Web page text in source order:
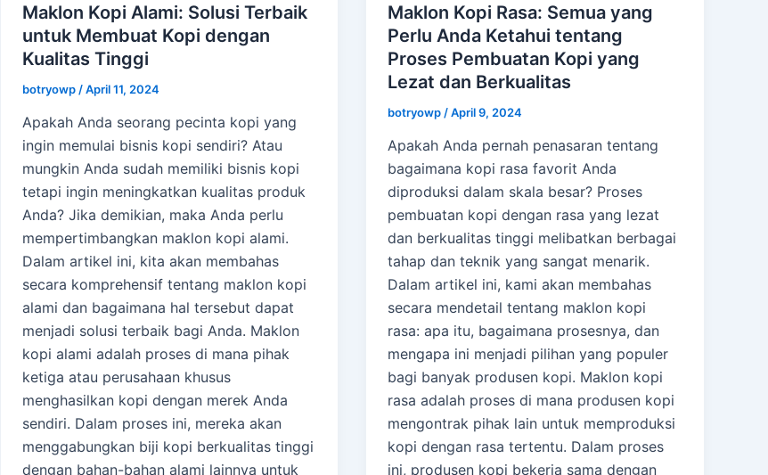
Maklon Kopi Alami: Solusi Terbaik
untuk Membuat Kopi dengan
Kualitas Tinggi
botryowp /April 11, 2024
Apakah Anda seorang pecinta kopi yang
ingin memulai bisnis kopi sendiri? Atau
mungkin Anda sudah memiliki bisnis kopi
tetapi ingin meningkatkan kualitas produk
Anda? Jika demikian, maka Anda perlu
mempertimbangkan maklon kopi alami.
Dalam artikel ini, kita akan membahas
secara komprehensif tentang maklon kopi
alami dan bagaimana hal tersebut dapat
menjadi solusi terbaik bagi Anda. Maklon
kopi alami adalah proses di mana pihak
ketiga atau perusahaan khusus
menghasilkan kopi dengan merek Anda
sendiri. Dalam proses ini, mereka akan
menggabungkan biji kopi berkualitas tinggi
dengan bahan-bahan alami lainnya untuk
Maklon Kopi Rasa: Semua yang
Perlu Anda Ketahui tentang
Proses Pembuatan Kopi yang
Lezat dan Berkualitas
botryowp /April 9, 2024
Apakah Anda pernah penasaran tentang
bagaimana kopi rasa favorit Anda
diproduksi dalam skala besar? Proses
pembuatan kopi dengan rasa yang lezat
dan berkualitas tinggi melibatkan berbagai
tahap dan teknik yang sangat menarik.
Dalam artikel ini, kami akan membahas
secara mendetail tentang maklon kopi
rasa: apa itu, bagaimana prosesnya, dan
mengapa ini menjadi pilihan yang populer
bagi banyak produsen kopi. Maklon kopi
rasa adalah proses di mana produsen kopi
mengontrak pihak lain untuk memproduksi
kopi dengan rasa tertentu. Dalam proses
ini, produsen kopi bekerja sama dengan